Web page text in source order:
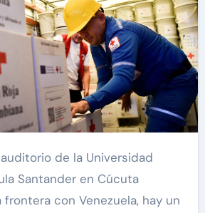
Santander en Cúcuta
frontera con Venezuela, hay un